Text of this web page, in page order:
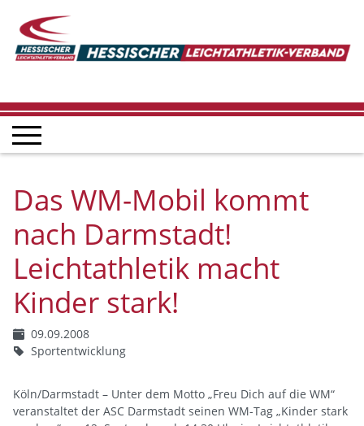
Das WM-Mobil kommt
nach Darmstadt!
Leichtathletik macht
Kinder stark!
09.09.2008
Sportentwicklung
Köln/Darmstadt – Unter dem Motto „Freu Dich auf die WM“
veranstaltet der ASC Darmstadt seinen WM-Tag „Kinder stark